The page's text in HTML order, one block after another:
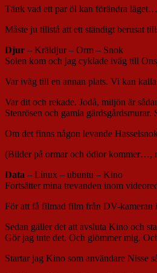
Tänk vad ett par öl kan förändra
Måste ju tillstå att ett ständigt berusat
Djur – Kräldjur – Orm – Snok
Solen kom och jag cyklade iväg till
Var iväg till en annan plats. Vi kan kalla
Var dit och rekade. Jodå, miljön är
Stenrösen och gamla
Om det finns någon levande
(Bilder på ormar och ödlor kommer…,
Data – Linux – ubuntu – Kino
Fortsätter mina trevanden inom
För att få filmad film från DV-kameran
Sedan gäller det att avsluta Kino och
Gör jag inte det. Och glömmer mig.
Startar jag Kino som användare Nisse